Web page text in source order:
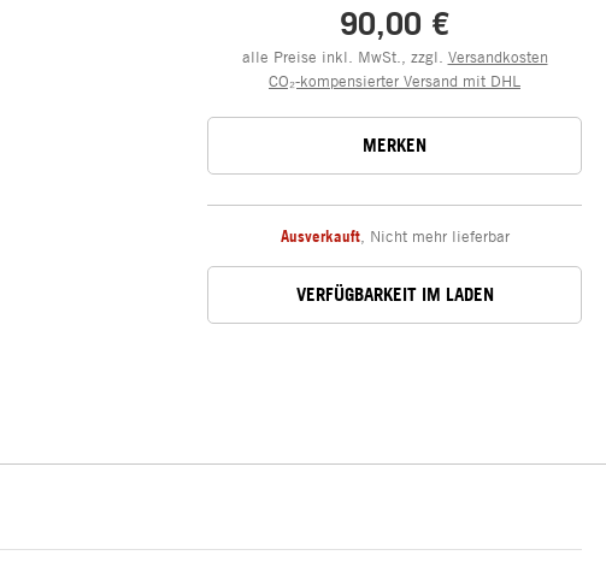
90,00 €
alle Preise inkl. MwSt., zzgl. Versandkosten
CO₂-kompensierter Versand mit DHL
MERKEN
Ausverkauft, Nicht mehr lieferbar
VERFÜGBARKEIT IM LADEN